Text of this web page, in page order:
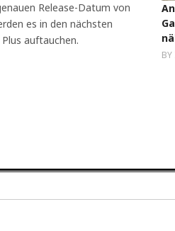
Release-Datum von
es in den nächsten
auftauchen.
BY